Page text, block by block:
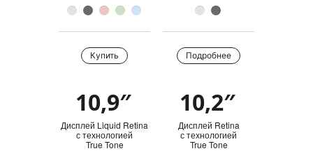
КупитьКупить Подробнее
Обзор10,9″
Дисплей Liquid Retina
с технологией
True Tone
10,2″
Дисплей Retina
с технологией
True Tone